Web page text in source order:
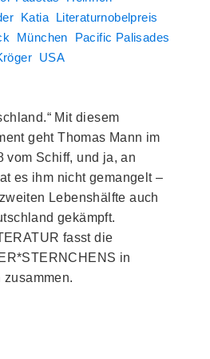
Katia Literaturnobelpreis
München
Pacific Palisades
USA
Mit diesem
geht Thomas Mann im
vom Schiff, und ja, an
es ihm nicht gemangelt –
Lebenshälfte auch
gekämpft.
fasst die
in